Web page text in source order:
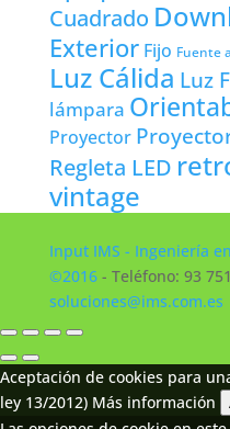
Cuadrado
Exterior Fijo Fuente
Luz Cálida Luz
lámpara
Proyector
Regleta LED
vintage
Input IMS - Ingeniería
©2016- Teléfono: 93
soluciones@ims.com.es
Aceptación de cookies para
ley 13/2012) Más información